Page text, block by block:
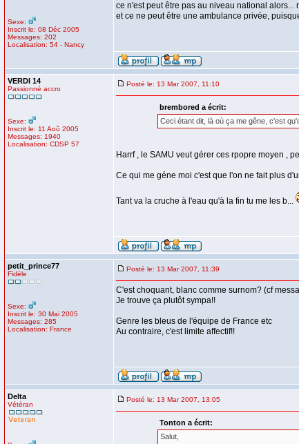
Sexe:
Inscrit le: 08 Déc 2005
Messages: 202
Localisation: 54 - Nancy
ce n'est peut être pas au niveau national
et ce ne peut être une ambulance privée,
VERDI 14
Passionné accro
Sexe:
Inscrit le: 11 Aoû 2005
Messages: 1940
Localisation: CDSP 57
Posté le: 13 Mar 2007, 11:10
brembored a écrit:
Ceci étant dit, là où ça me gêne, c'est
Harrf , le SAMU veut gérer ces rpopre moyen ,
Ce qui me géne moi c'est que l'on ne fait plus
Tant va la cruche à l'eau qu'à la fin tu me les b...
petit_prince77
Fidèle
Sexe:
Inscrit le: 30 Mai 2005
Messages: 285
Localisation: France
Posté le: 13 Mar 2007, 11:39
C'est choquant, blanc comme surnom? (cf
Je trouve ça plutôt sympa!!
Genre les bleus de l'équipe de France etc
Au contraire, c'est limite affectif!!
Delta
Vétéran
Posté le: 13 Mar 2007, 13:05
Tonton a écrit:
Salut,